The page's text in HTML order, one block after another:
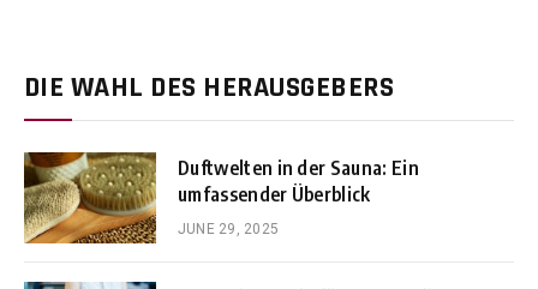
DIE WAHL DES HERAUSGEBERS
Duftwelten in der Sauna: Ein
umfassender Überblick
JUNE 29, 2025